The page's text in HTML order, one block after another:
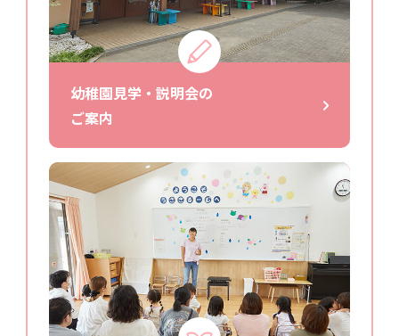
幼稚園見学・説明会の
ご案内